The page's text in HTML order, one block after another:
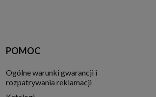
POMOC
Ogólne warunki gwarancji i
rozpatrywania reklamacji